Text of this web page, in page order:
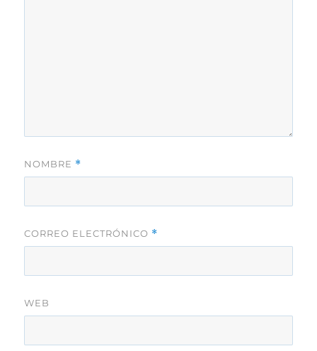
NOMBRE *
CORREO ELECTRÓNICO *
WEB